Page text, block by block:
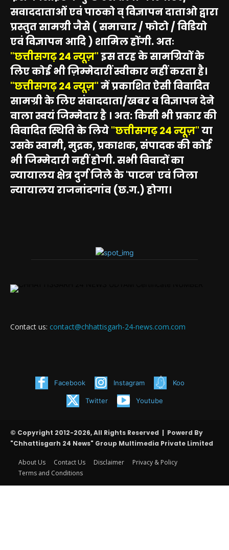
सवाददाताओं एवं पाठको व् विज्ञापन दाताओ द्वारा
प्रस्तुत सामग्री जैसे ( समाचार / फोटो / विडियो
एवं विज्ञापन आदि ) शामिल होंगी. अतः
"छत्तीसगढ़ 24 न्यूज़"इस तरह के सामग्रियों के
लिए कोई भी ज़िम्मेदारीं स्वीकार नहीं करता है।
"छत्तीसगढ़ 24 न्यूज़"में प्रकाशित ऐसी विवादित
सामग्री के लिए संवाददाता/खबर व विज्ञापन देने
वाला स्वयं जिम्मेदार है । अत: किसी भी प्रकार की
विवादित स्थिति के लिये"छत्तीसगढ़ 24 न्यूज़"या
उसके स्वामी, मुद्रक, प्रकाशक, संपादक की कोई
भी जिम्मेदारी नहीं होगी. सभी विवादों का
न्यायालय क्षेत्र दुर्ग जिले के 'पाटन' एवं जिला
न्यायालय राजनांदगांव (छ.ग.) होगा।
Contact us: contact@chhattisgarh-24-news.com.com
Facebook Instagram Koo
Twitter Youtube
© Copyright 2012-2026, All Rights Reserved | Powerd By
"Chhattisgarh 24 News" Group Multimedia Private Limited
About Us Contact Us Disclaimer
Privacy & Policy
Terms and Conditions